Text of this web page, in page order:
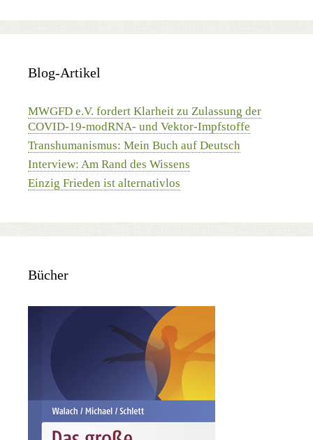
Blog-Artikel
MWGFD e.V. fordert Klarheit zu Zulassung der
COVID-19-modRNA- und Vektor-Impfstoffe
Transhumanismus: Mein Buch auf Deutsch
Interview: Am Rand des Wissens
Einzig Frieden ist alternativlos
Bücher